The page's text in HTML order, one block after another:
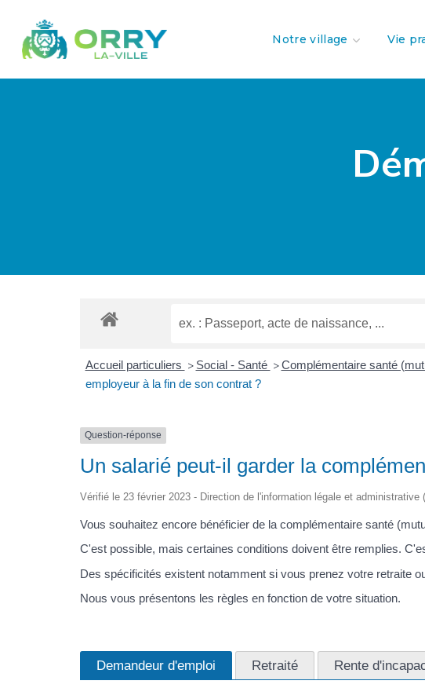
Notre village Vie
Accueil particuliers > Social - Santé > Complémentaire santé
employeur à la fin de son contrat ?
Question-réponse
Un salarié peut-il garder la
Vérifié le 23 février 2023 - Direction de l'information légale et administrative
Vous souhaitez encore bénéficier de la complémentaire santé
C'est possible, mais certaines conditions doivent être remplies.
Des spécificités existent notamment si vous prenez votre retraite
Nous vous présentons les règles en fonction de votre situation.
Demandeur d'emploi Retraité Rente